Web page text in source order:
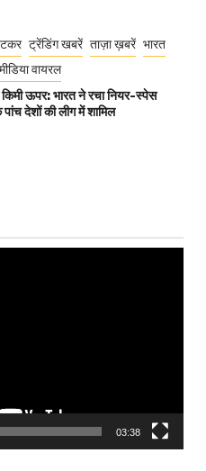
ट्रेंडिंग खबरें ताज़ा ख़बरें भारत
वायरल
ऊपर: भारत ने रचा नियर-स्पेस
देशों की लीग में शामिल
03:38